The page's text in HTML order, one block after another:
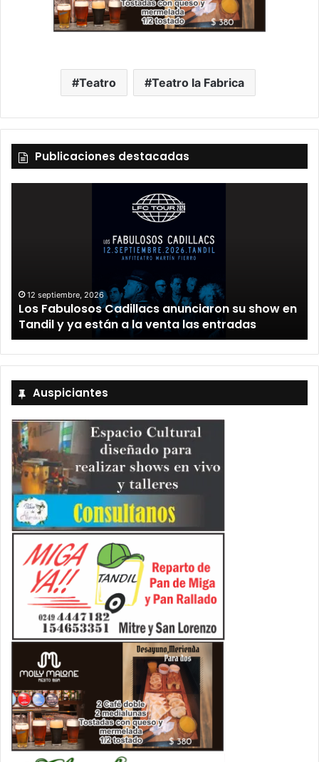
Teatro Teatro la Fabrica
Publicaciones destacadas
12 septiembre, 2026
Los Fabulosos Cadillacs anunciaron su show en
Tandil y ya están a la venta las entradas
Auspiciantes